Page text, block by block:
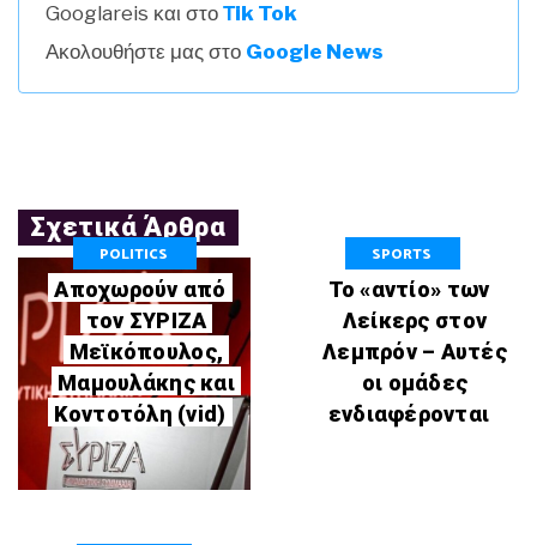
Googlareis και στο Τik Tok
Ακολουθήστε μας στο Google News
Σχετικά Άρθρα
POLITICS
Αποχωρούν από
τον ΣΥΡΙΖΑ
Μεϊκόπουλος,
Μαμουλάκης και
Κοντοτόλη (vid)
SPORTS
Το «αντίο» των
Λείκερς στον
Λεμπρόν – Αυτές
οι ομάδες
ενδιαφέρονται